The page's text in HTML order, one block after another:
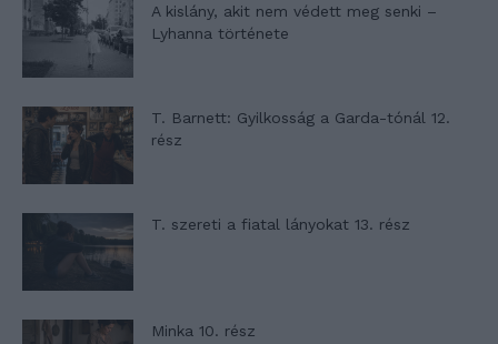
A kislány, akit nem védett meg senki –
Lyhanna története
T. Barnett: Gyilkosság a Garda-tónál 12.
rész
T. szereti a fiatal lányokat 13. rész
Minka 10. rész